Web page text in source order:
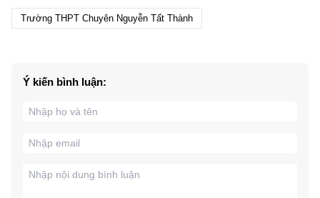
Trường THPT Chuyên Nguyễn Tất Thành
Ý kiến bình luận: